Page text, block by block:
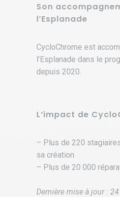
Son
l’Esplanade
CycloChrome est
l’Esplanade dans le
depuis 2020.
L’impact de
– Plus de 220
sa création
– Plus de 20 000
Dernière mise à jour :